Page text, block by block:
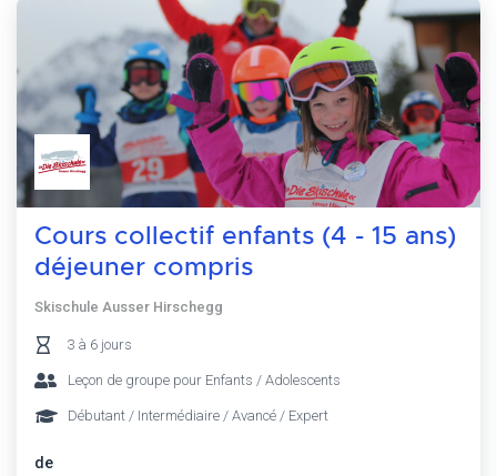
Cours collectif enfants (4 - 15 ans)
déjeuner compris
Skischule Ausser Hirschegg
3 à 6 jours
Leçon de groupe pour Enfants / Adolescents
Débutant / Intermédiaire / Avancé / Expert
de